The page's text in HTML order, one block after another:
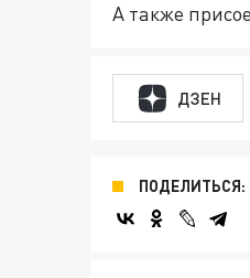
А также
ДЗЕН
ПОДЕЛИТЬСЯ: